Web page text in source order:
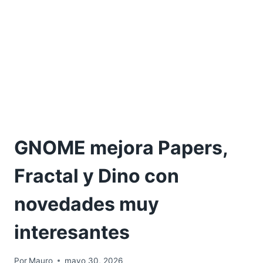
GNOME mejora Papers,
Fractal y Dino con
novedades muy
interesantes
Por Mauro mayo 30, 2026